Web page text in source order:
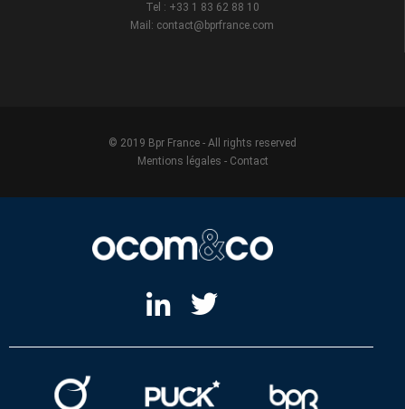
Tel : +33 1 83 62 88 10
Mail: contact@bprfrance.com
© 2019 Bpr France - All rights reserved
Mentions légales - Contact